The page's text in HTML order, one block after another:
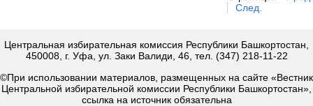
След.
Центральная избирательная комиссия Республики Башкортостан,
450008, г. Уфа, ул. Заки Валиди, 46, тел. (347) 218-11-22
©При использовании материалов, размещенных на сайте «Вестник
Центральной избирательной комиссии Республики Башкортостан»,
ссылка на источник обязательна